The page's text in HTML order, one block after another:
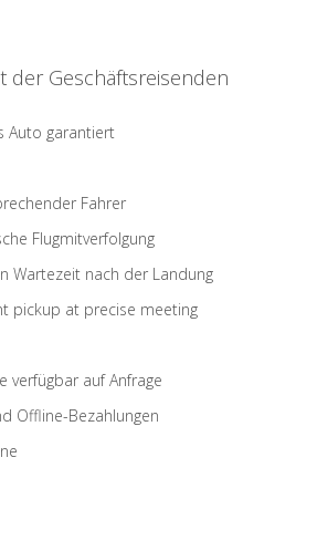
der Geschäftsreisenden
Auto garantiert
Fahrer
Flugmitverfolgung
Wartezeit nach der Landung
pickup at precise meeting
verfügbar auf Anfrage
Offline-Bezahlungen